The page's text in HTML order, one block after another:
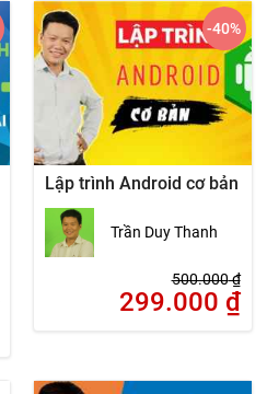
Lập trình Android cơ bản
Trần Duy Thanh
500.000₫
299.000 ₫
-40%